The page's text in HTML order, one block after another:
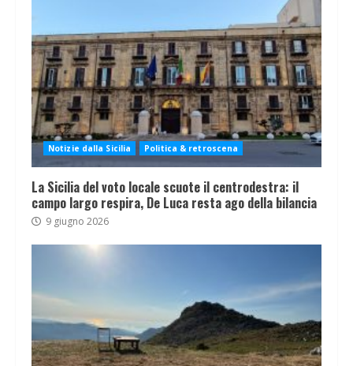
Notizie dalla Sicilia Politica & retroscena
La Sicilia del voto locale scuote il centrodestra: il
campo largo respira, De Luca resta ago della bilancia
9 giugno 2026